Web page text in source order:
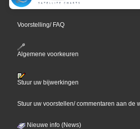
Voorstelling/ FAQ
Algemene voorkeuren
Stuur uw bijwerkingen
Stuur uw voorstellen/ commentaren aan de
Nieuwe info (News)